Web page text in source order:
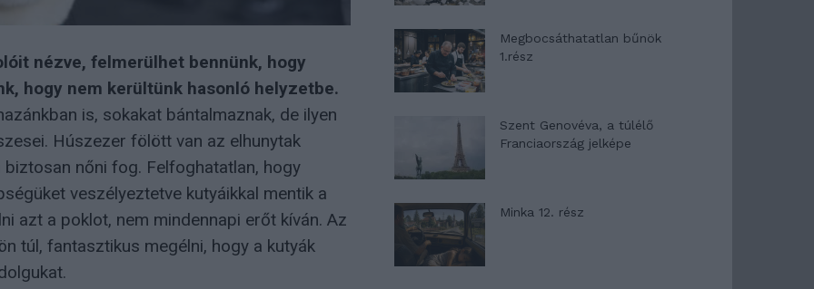
nézve, felmerülhet bennünk, hogy
hogy nem kerültünk hasonló helyzetbe.
is, sokakat bántalmaznak, de ilyen
Húszezer fölött van az elhunytak
nőni fog. Felfoghatatlan, hogy
veszélyeztetve kutyáikkal mentik a
azt a poklot, nem mindennapi erőt kíván. Az
túl, fantasztikus megélni, hogy a kutyák
Megbocsáthatatlan bűnök
1.rész
Szent Genovéva, a túlélő
Franciaország jelképe
Minka 12. rész